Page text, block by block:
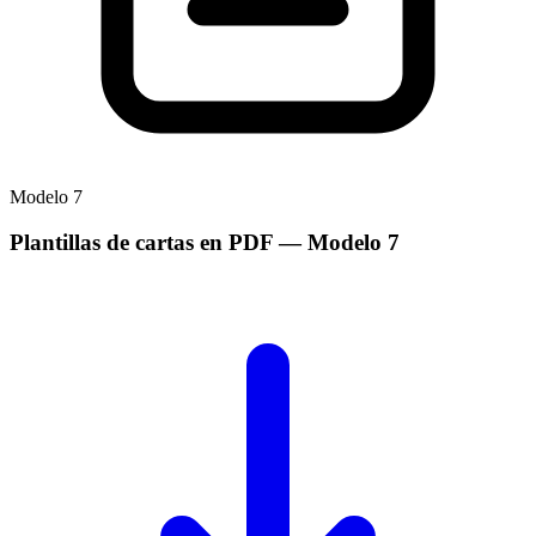
Modelo 7
Plantillas de cartas en PDF— Modelo 7